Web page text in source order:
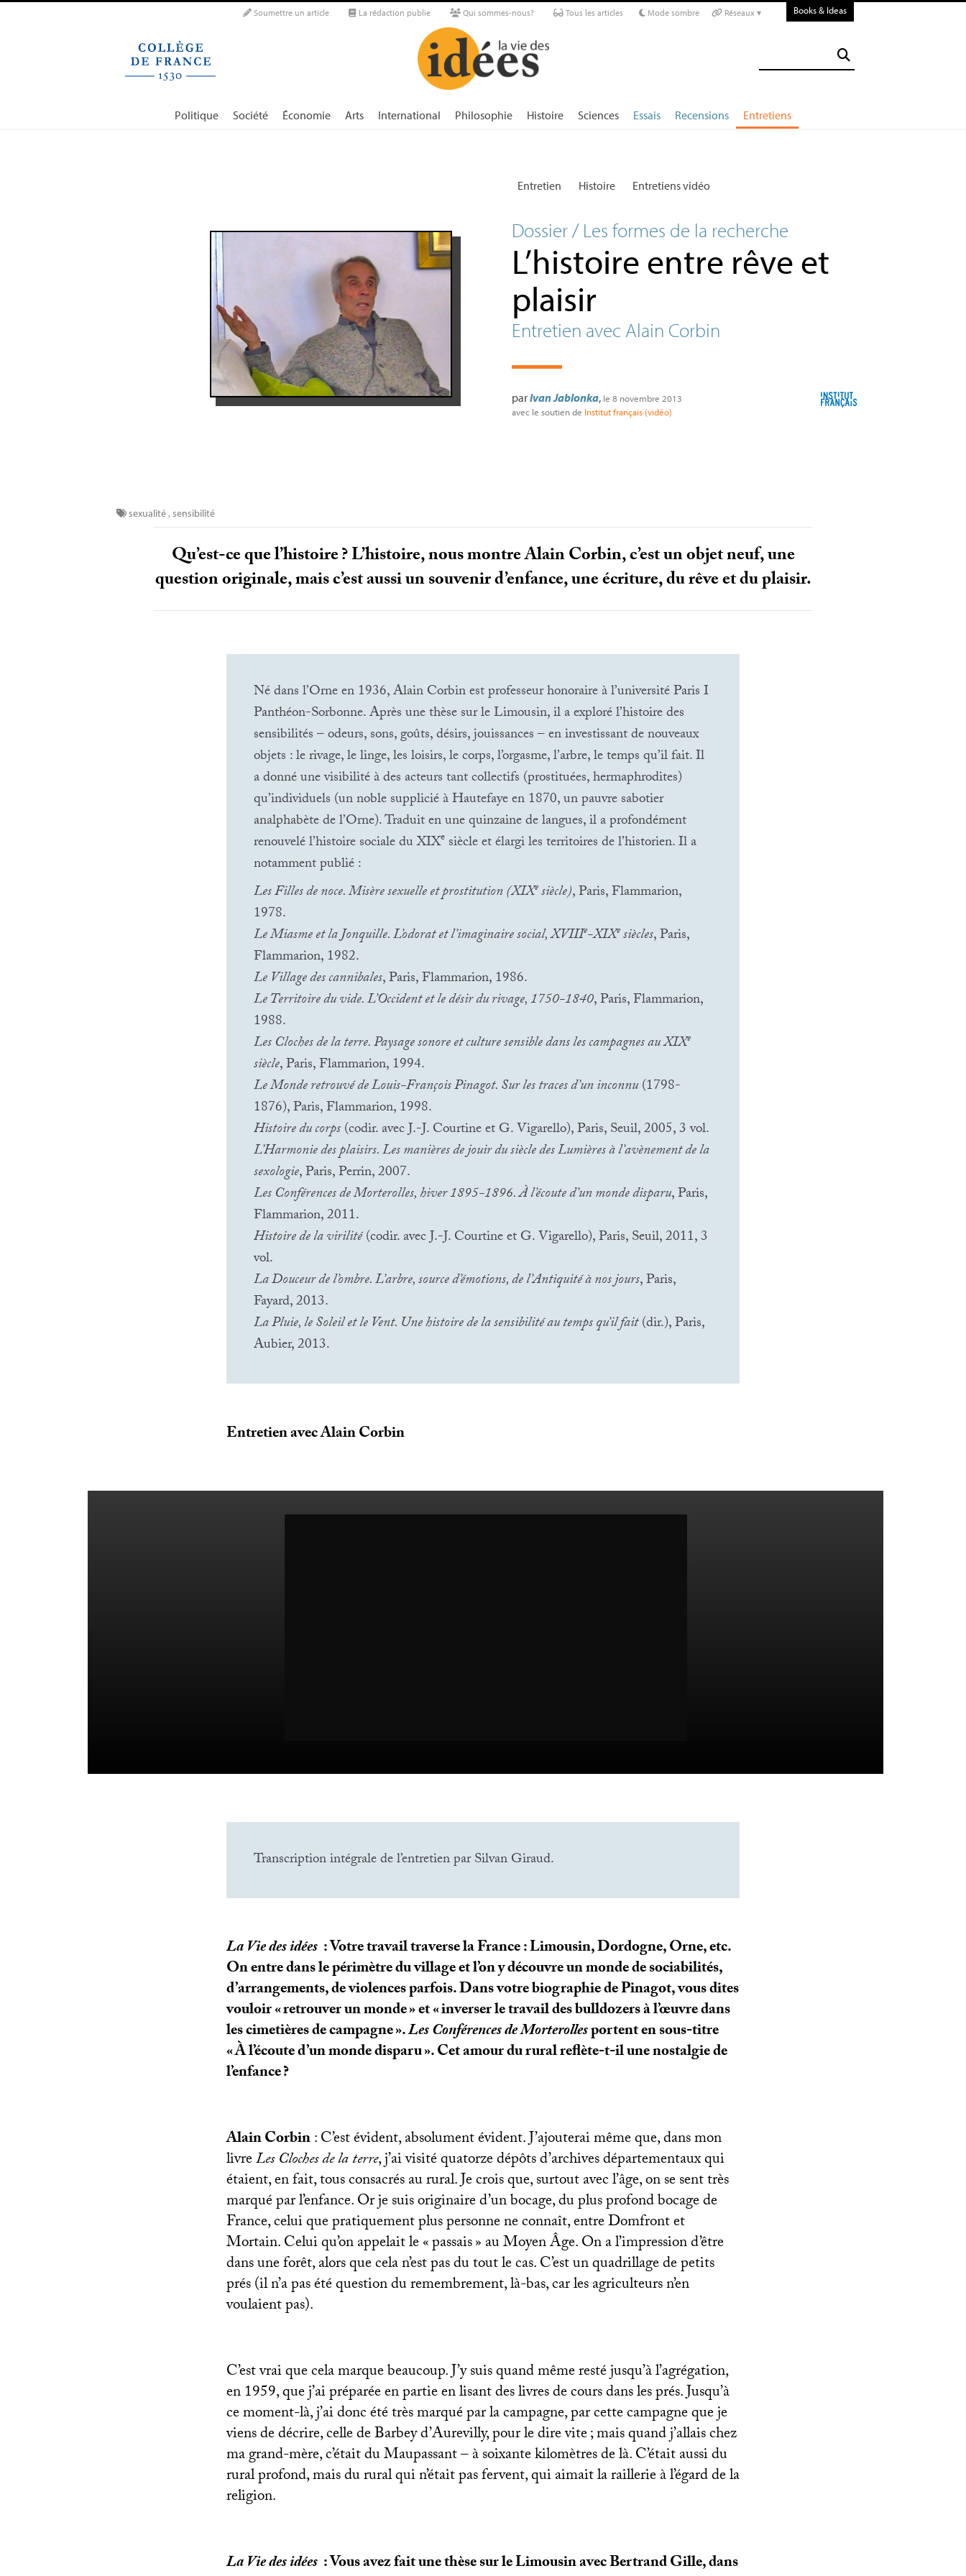
Soumettre un article La rédaction publie Qui sommes-nous? Tous les articles Mode sombre Réseaux ▾ Books & Ideas
Politique Société Économie Arts International Philosophie Histoire Sciences Essais Recensions Entretiens
Entretien Histoire Entretiens vidéo
Dossier / Les formes de la recherche
L’histoire entre rêve et
plaisir
Entretien avec Alain Corbin
parIvan Jablonka, le 8 novembre 2013
avec le soutien de Institut français (vidéo)
sexualité,sensibilité
Qu’est-ce que l’histoire? L’histoire, nous montre Alain Corbin, c’est un objet neuf, une
question originale, mais c’est aussi un souvenir d’enfance, une écriture, du rêve et du plaisir.
Né dans l’Orne en 1936, Alain Corbin est professeur honoraire à l’université Paris I
Panthéon-Sorbonne. Après une thèse sur le Limousin, il a exploré l’histoire des
sensibilités – odeurs, sons, goûts, désirs, jouissances – en investissant de nouveaux
objets : le rivage, le linge, les loisirs, le corps, l’orgasme, l’arbre, le temps qu’il fait. Il
a donné une visibilité à des acteurs tant collectifs (prostituées, hermaphrodites)
qu’individuels (un noble supplicié à Hautefaye en 1870, un pauvre sabotier
analphabète de l’Orne). Traduit en une quinzaine de langues, il a profondément
renouvelé l’histoire sociale duXIXesiècle et élargi les territoires de l’historien. Il a
notamment publié :
Les Filles de noce. Misère sexuelle et prostitution (XIXesiècle), Paris, Flammarion,
1978.
Le Miasme et la Jonquille. L’odorat et l’imaginaire social,XVIIIe-XIXesiècles, Paris,
Flammarion, 1982.
Le Village des cannibales, Paris, Flammarion, 1986.
Le Territoire du vide. L’Occident et le désir du rivage, 1750-1840, Paris, Flammarion,
1988.
Les Cloches de la terre. Paysage sonore et culture sensible dans les campagnes auXIXe
siècle, Paris, Flammarion, 1994.
Le Monde retrouvé de Louis-François Pinagot. Sur les traces d’un inconnu(1798-
1876), Paris, Flammarion, 1998.
Histoire du corps(codir. avec J.-J. Courtine et G. Vigarello), Paris, Seuil, 2005, 3 vol.
L’Harmonie des plaisirs. Les manières de jouir du siècle des Lumières à l’avènement de la
sexologie, Paris, Perrin, 2007.
Les Conférences de Morterolles, hiver 1895-1896. À l’écoute d’un monde disparu, Paris,
Flammarion, 2011.
Histoire de la virilité(codir. avec J.-J. Courtine et G. Vigarello), Paris, Seuil, 2011, 3
vol.
La Douceur de l’ombre. L’arbre, source d’émotions, de l’Antiquité à nos jours, Paris,
Fayard, 2013.
La Pluie, le Soleil et le Vent. Une histoire de la sensibilité au temps qu’il fait(dir.), Paris,
Aubier, 2013.
Entretien avec Alain Corbin
Transcription intégrale de l’entretien par Silvan Giraud.
La Vie des idées : Votre travail traverse la France : Limousin, Dordogne, Orne, etc.
On entre dans le périmètre du village et l’on y découvre un monde de sociabilités,
d’arrangements, de violences parfois. Dans votre biographie de Pinagot, vous dites
vouloir «retrouver un monde» et «inverser le travail des bulldozers à l’œuvre dans
les cimetières de campagne».Les Conférences de Morterollesportent en sous-titre
«À l’écoute d’un monde disparu». Cet amour du rural reflète-t-il une nostalgie de
l’enfance?
Alain Corbin: C’est évident, absolument évident. J’ajouterai même que, dans mon
livreLes Cloches de la terre, j’ai visité quatorze dépôts d’archives départementaux qui
étaient, en fait, tous consacrés au rural. Je crois que, surtout avec l’âge, on se sent très
marqué par l’enfance. Or je suis originaire d’un bocage, du plus profond bocage de
France, celui que pratiquement plus personne ne connaît, entre Domfront et
Mortain. Celui qu’on appelait le «passais» au Moyen Âge. On a l’impression d’être
dans une forêt, alors que cela n’est pas du tout le cas. C’est un quadrillage de petits
prés (il n’a pas été question du remembrement, là-bas, car les agriculteurs n’en
voulaient pas).
C’est vrai que cela marque beaucoup. J’y suis quand même resté jusqu’à l’agrégation,
en 1959, que j’ai préparée en partie en lisant des livres de cours dans les prés. Jusqu’à
ce moment-là, j’ai donc été très marqué par la campagne, par cette campagne que je
viens de décrire, celle de Barbey d’Aurevilly, pour le dire vite; mais quand j’allais chez
ma grand-mère, c’était du Maupassant – à soixante kilomètres de là. C’était aussi du
rural profond, mais du rural qui n’était pas fervent, qui aimait la raillerie à l’égard de la
religion.
La Vie des idées : Vous avez fait une thèse sur le Limousin avec Bertrand Gille, dans